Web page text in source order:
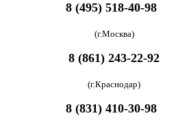
8 (495) 518-40-98
(г.Москва)
8 (861) 243-22-92
(г.Краснодар)
8 (831) 410-30-98